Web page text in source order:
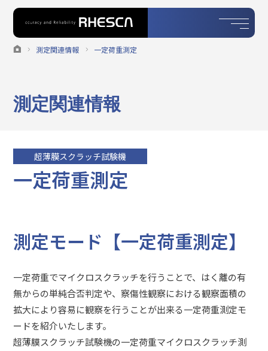
測定関連情報 一定荷重測定
測定関連情報
超薄膜スクラッチ試験機
一定荷重測定
測定モード【一定荷重測定】
一定荷重でマイクロスクラッチを行うことで、はく離の有
無からの単純合否判定や、察傷性観察における観察面積の
拡大により容易に観察を行うことが出来る一定荷重測定モ
ードを紹介いたします。
超薄膜スクラッチ試験機の一定荷重マイクロスクラッチ測